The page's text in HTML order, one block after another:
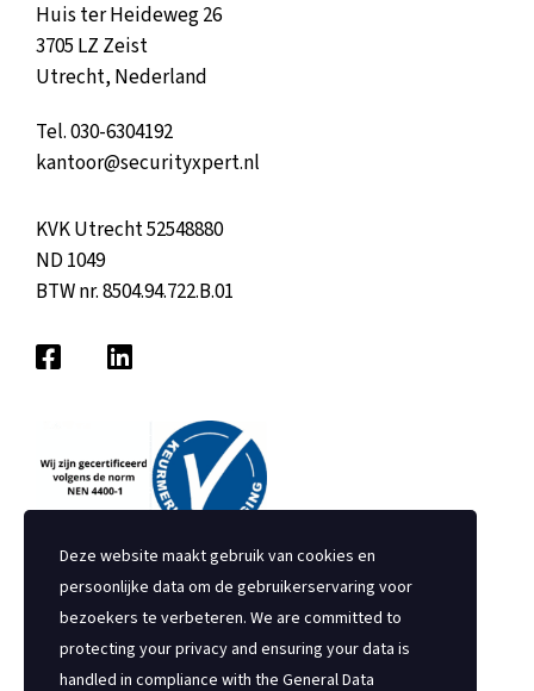
Huis ter Heideweg 26
3705 LZ Zeist
Utrecht, Nederland
Tel.030-6304192
kantoor@securityxpert.nl
KVK Utrecht 52548880
ND 1049
BTW nr. 8504.94.722.B.01
Deze website maakt gebruik van cookies en
persoonlijke data om de gebruikerservaring voor
bezoekers te verbeteren. We are committed to
protecting your privacy and ensuring your data is
handled in compliance with the General Data